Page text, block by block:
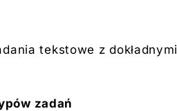
tekstowe z
zadań